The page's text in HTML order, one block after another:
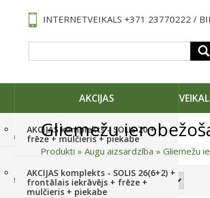
INTERNETVEIKALS +371 23770222 /
AKCIJAS
AKCIJAS komplekts - SOLIS 20 +
frēze + mulčieris + piekabe
AKCIJAS komplekts - SOLIS 26(6+2) +
frontālais iekrāvējs + frēze +
mulčieris + piekabe
Gliemežu
Produkti » Augu aizsardzība » Gliemežu
Kārtot pēc